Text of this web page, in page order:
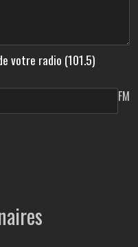
votre radio (101.5)
FM